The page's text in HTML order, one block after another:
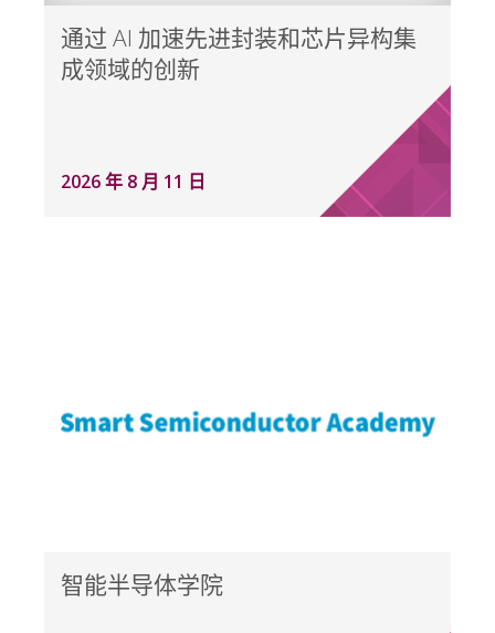
通过 AI 加速先进封装和芯片异构集
成领域的创新
2026 年 8 月 11 日
智能半导体学院